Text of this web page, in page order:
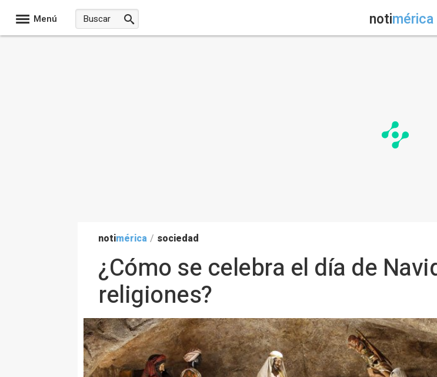
Menú notimérica
notimérica / sociedad
¿Cómo se celebra el día de
religiones?